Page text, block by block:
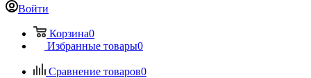
Войти
Корзина0
Избранные товары0
Сравнение товаров0